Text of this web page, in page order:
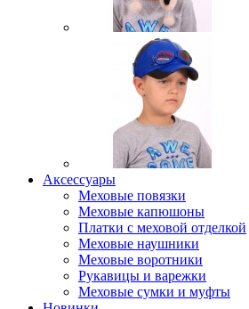
Аксессуары
Меховые повязки
Меховые капюшоны
Платки с меховой отделкой
Меховые наушники
Меховые воротники
Рукавицы и варежки
Меховые сумки и муфты